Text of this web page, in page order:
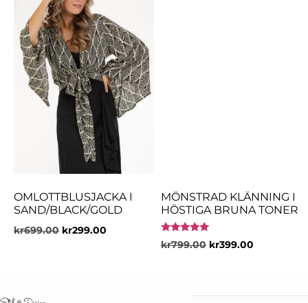
OMLOTTBLUSJACKA I
SAND/BLACK/GOLD
kr699.00 kr299.00
MÖNSTRAD KLÄNNING I
HÖSTIGA BRUNA TONER
Betygsatt
5.00
kr799.00 kr399.00